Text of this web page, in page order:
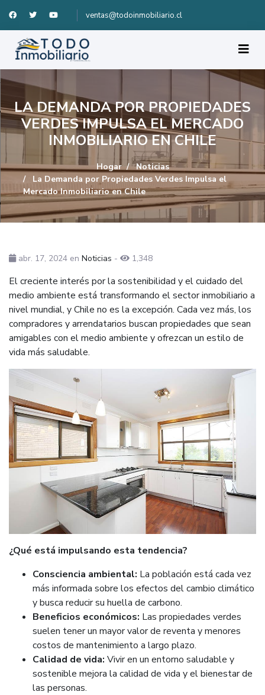
ventas@todoinmobiliario.cl
LA DEMANDA POR PROPIEDADES
VERDES IMPULSA EL MERCADO
INMOBILIARIO EN CHILE
Hogar
Noticias
La Demanda por Propiedades Verdes Impulsa el
Mercado Inmobiliario en Chile
abr. 17, 2024 en Noticias - 1,348
El creciente interés por la sostenibilidad y el cuidado del
medio ambiente está transformando el sector inmobiliario a
nivel mundial, y Chile no es la excepción. Cada vez más, los
compradores y arrendatarios buscan propiedades que sean
amigables con el medio ambiente y ofrezcan un estilo de
vida más saludable.
¿Qué está impulsando esta tendencia?
Consciencia ambiental: La población está cada vez
más informada sobre los efectos del cambio climático
y busca reducir su huella de carbono.
Beneficios económicos: Las propiedades verdes
suelen tener un mayor valor de reventa y menores
costos de mantenimiento a largo plazo.
Calidad de vida: Vivir en un entorno saludable y
sostenible mejora la calidad de vida y el bienestar de
las personas.